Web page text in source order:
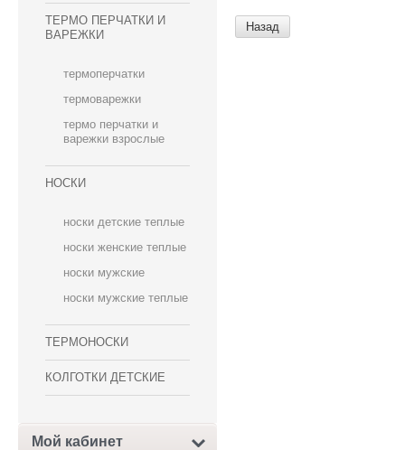
ТЕРМО ПЕРЧАТКИ И
ВАРЕЖКИ
термоперчатки
термоварежки
термо перчатки и
варежки взрослые
НОСКИ
носки детские теплые
носки женские теплые
носки мужские
носки мужские теплые
ТЕРМОНОСКИ
КОЛГОТКИ ДЕТСКИЕ
Мой кабинет
Назад